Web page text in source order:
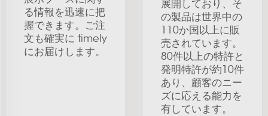
る情報を迅速に把
握できます。ご注
文も確実に timely
にお届けします。
展開しており、そ
の製品は世界中の
110か国以上に販
売されています。
80件以上の特許と
発明特許が約10件
あり、顧客のニー
ズに応える能力を
有しています。